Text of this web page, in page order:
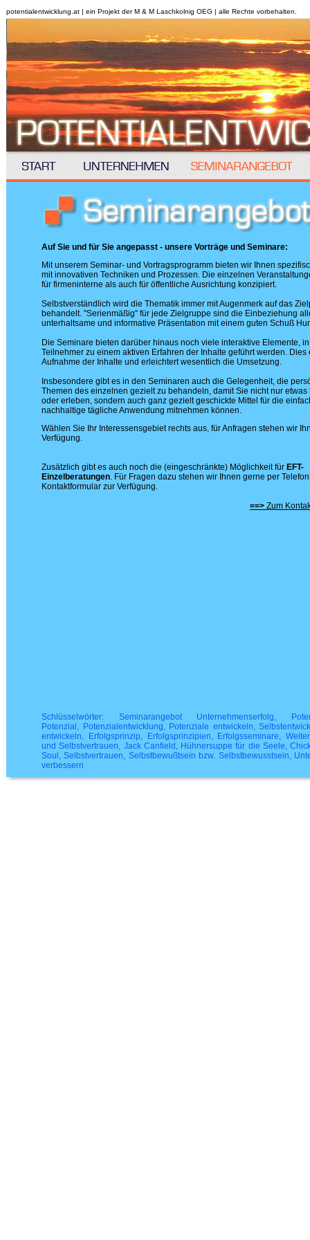
potentialentwicklung.at | ein Projekt der M & M Laschkolnig OEG | alle Rechte vorbehalten.
Auf Sie und für Sie angepasst - unsere Vorträge und Seminare:
Mit unserem Seminar- und Vortragsprogramm bieten wir Ihnen
mit innovativen Techniken und Prozessen. Die einzelnen
für firmeninterne als auch für öffentliche Ausrichtung konzipiert.
Selbstverständlich wird die Thematik immer mit Augenmerk auf das
behandelt. "Serienmäßig" für jede Zielgruppe sind die Einbeziehung
unterhaltsame und informative Präsentation mit einem guten Schuß
Die Seminare bieten darüber hinaus noch viele interaktive Elemente,
Teilnehmer zu einem aktiven Erfahren der Inhalte geführt werden. Dies
Aufnahme der Inhalte und erleichtert wesentlich die Umsetzung.
Insbesondere gibt es in den Seminaren auch die Gelegenheit, die
Themen des einzelnen gezielt zu behandeln, damit Sie nicht nur etwas
oder erleben, sondern auch ganz gezielt geschickte Mittel für die
nachhaltige tägliche Anwendung mitnehmen können.
Wählen Sie Ihr Interessensgebiet rechts aus, für Anfragen stehen wir
Verfügung.
Zusätzlich gibt es auch noch die (eingeschränkte) Möglichkeit für EFT-
Einzelberatungen. Für Fragen dazu stehen wir Ihnen gerne per
Kontaktformular zur Verfügung.
==> Zum
Schlüsselwörter: Seminarangebot Unternehmenserfolg,
Potenzial, Potenzialentwicklung, Potenziale entwickeln,
entwickeln, Erfolgsprinzip, Erfolgsprinzipien, Erfolgsseminare,
und Selbstvertrauen, Jack Canfield, Hühnersuppe für die Seele,
Soul, Selbstvertrauen, Selbstbewußtsein bzw. Selbstbewusstsein,
verbessern